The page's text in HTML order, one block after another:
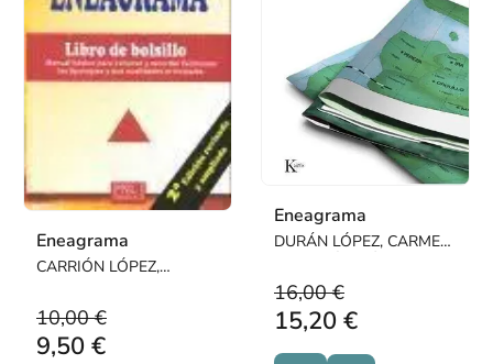
Eneagrama
CARRIÓN LÓPEZ,
10,00 €
9,50 €
Eneagrama
DURÁN LÓPEZ, CARMEN
ANTONIO
16,00 €
15,20 €